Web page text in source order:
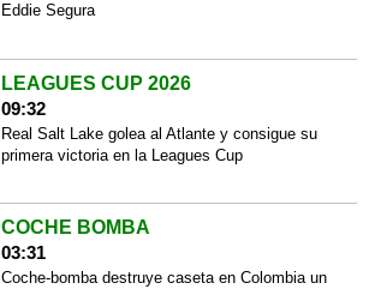
Eddie Segura
LEAGUES CUP 2026
09:32
Real Salt Lake golea al Atlante y consigue su
primera victoria en la Leagues Cup
COCHE BOMBA
03:31
Coche-bomba destruye caseta en Colombia un